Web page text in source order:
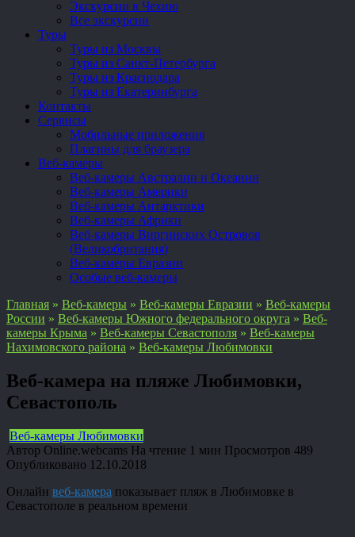
Экскурсии в Чехию
Все экскурсии
Туры
Туры из Москвы
Туры из Санкт-Петербурга
Туры из Краснодара
Туры из Екатеринбурга
Контакты
Сервисы
Мобильные приложения
Плагины для браузера
Веб-камеры
Веб-камеры Австралии и Океании
Веб-камеры Америки
Веб-камеры Антарктики
Веб-камеры Африки
Веб-камеры Виргинских Островов
(Великобритания)
Веб-камеры Евразии
Особые веб-камеры
Главная » Веб-камеры » Веб-камеры Евразии » Веб-камеры
России » Веб-камеры Южного федерального округа » Веб-
камеры Крыма » Веб-камеры Севастополя » Веб-камеры
Нахимовского района » Веб-камеры Любимовки
Веб-камера на пляже Любимовки,
Севастополь
Веб-камеры Любимовки
Автор Online.webcams На чтение 1 мин Просмотров 489
Опубликовано 12.10.2018
Онлайн веб-камера показывает пляж в Любимовке в
Севастополе в реальном времени